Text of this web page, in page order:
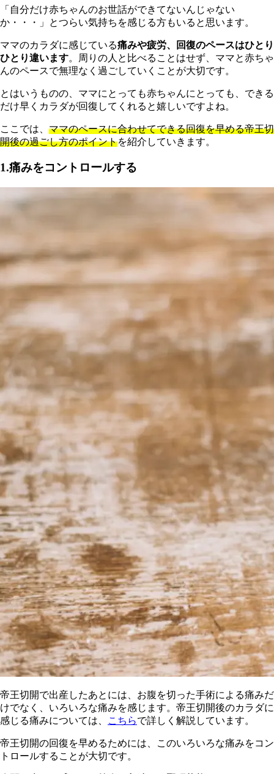
「自分だけ赤ちゃんのお世話ができてないんじゃない
か・・・」とつらい気持ちを感じる方もいると思います。
ママのカラダに感じている痛みや疲労、回復のペースはひとり
ひとり違います。周りの人と比べることはせず、ママと赤ちゃ
んのペースで無理なく過ごしていくことが大切です。
と はいうものの、ママにとっても赤ちゃんにとっても、できる
だけ早くカラダが回復してくれると嬉しいですよね。
ここでは、 ママのペースに合わせてできる回復を早める帝王切
開後の過ごし方のポイントを紹介していきます。
1.痛みをコントロールする
帝王切開で出産したあとには、お腹を切った手術による痛みだ
けでなく、いろいろな痛みを感じます。帝王切開後のカラダに
感じる痛みについては、
こちらで詳しく解説しています。
帝王切開の回復を早めるためには、このいろいろな痛みをコン
トロールすることが大切です。